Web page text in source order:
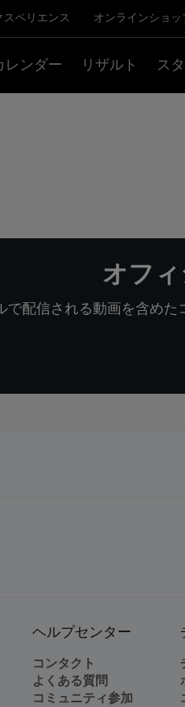
スペリエンス オンラインショッ
レンダー リザルト ス
オフ
で配信される動画を含め
ヘルプセンター
コンタクト
よくある質問
コミュニティ参加